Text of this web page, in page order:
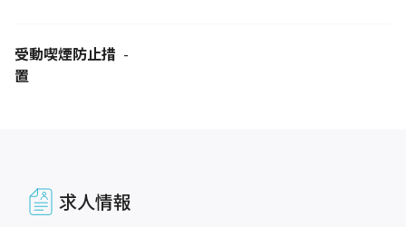
受動喫煙防止措
置
-
求人情報